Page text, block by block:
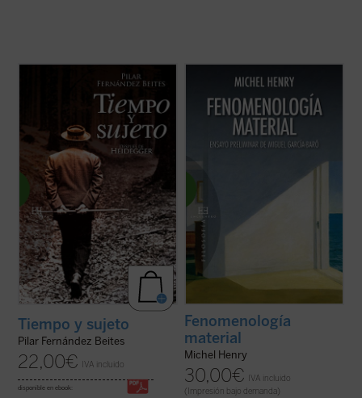
«Uno de los orígenes de la crisis actual del
pensamiento reside en la eliminación de la
subjetividad ---y con ella del hombre y de
todo posible humanismo---. El siglo que
acaba de concluir ha sabido llevar hasta
sus últimas consecuencias la ... (ver ficha)
Tiempo y sujeto
Pilar Fernández Beites
22,00€ IVA incluido
disponible en ebook:
La fenomenología de material de Michel
Henry vuelve a plantear la cuestión
fundamental de la filosofía: la cuestión de la
donación. Y la interpreta de manera distinta
a la del pensamiento tradicional de
Occidente: no como aparición en un ...
Fenomenología
material
Michel Henry
30,00€
IVA incluido
(Impresión bajo demanda)